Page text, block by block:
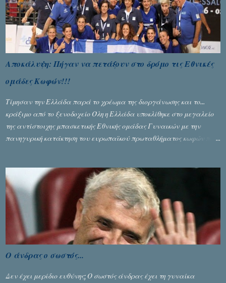
Αποκάλυψη: Πήγαν να πετάξουν στο δρόμο τις Εθνικές
ομάδες Κωφών!!!
Τίμησαν την Ελλάδα παρά το χρέωμα της διοργάνωσης και το...
κράξιμο από το ξενοδοχείο Όλη η Ελλάδα υποκλίθηκε στο μεγαλείο
της αντίστοιχης μπασκετικής Εθνικής ομάδας Γυναικών με την
πανηγυρική κατάκτηση του ευρωπαϊκού πρωταθλήματος κωφών που
Ζέρβα με την πορεία τους που ολοκληρώθηκε με τη νίκη τους στον
τελικό επί της Λιθουανίας, υπάρχουν και τα δυσάρεστα. Τα πολύ
δυσάρεστα...
Ο άνδρας ο σωστός...
Δεν έχει μερίδιο ευθύνης; Ο σωστός άνδρας έχει τη γυναίκα